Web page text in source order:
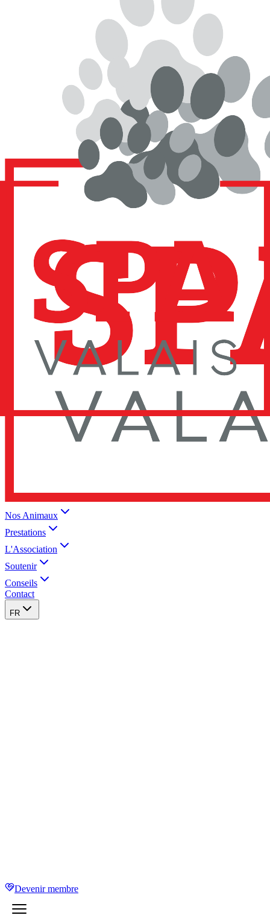
Nos Animaux
Prestations
L'Association
Soutenir
Conseils
Contact
FR
Devenir membre